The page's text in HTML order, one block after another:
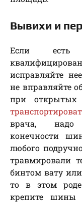
Вывихи и
Если есть
исправляйте
не вправляйте
при открытых
врача, надо
конечности
любого
травмировали
бинтом вату
то в этом
крепите шины